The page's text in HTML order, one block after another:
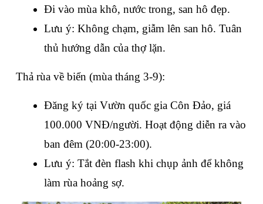
Đi vào mùa khô, nước trong, san hô đẹp.
Lưu ý: Không chạm, giẫm lên san hô. Tuân
thủ hướng dẫn của thợ lặn.
Thả rùa về biển (mùa tháng 3-9):
Đăng ký tại Vườn quốc gia Côn Đảo, giá
100.000 VNĐ/người. Hoạt động diễn ra vào
ban đêm (20:00-23:00).
Lưu ý: Tắt đèn flash khi chụp ảnh để không
làm rùa hoảng sợ.